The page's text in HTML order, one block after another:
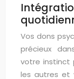
Vos dons
précieux
votre instinct
les autres et